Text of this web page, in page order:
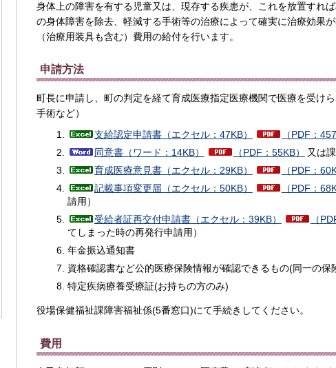
身体上の障害を有する児童又は、現存する疾患が、これを放置すれ
の身体障害を除去、軽減する手術等の治療によって確実に治療効果
（治療用装具も含む）費用の給付を行います。
申請方法
町長に申請し、町の判定を経て育成医療指定医療機関で医療を受け
手術など）
支給認定申請書（エクセル：47KB）
（PDF：
同意書（ワード：14KB）
（PDF：55KB）
又は
育成医療意見書（エクセル：29KB）
（PDF：
記載事項変更届（エクセル：50KB）
（PDF：
請用）
受給者証再交付申請書（エクセル：39KB）
（
てしまった時の再発行申請用）
年金振込通知書
資格確認書など公的医療保険情報が確認できるもの(同一の保
特定疾病療養受療証(お持ちの方のみ)
役場保健福祉課障害福祉係(5番窓口)にて手続きしてください。
費用